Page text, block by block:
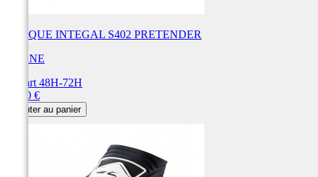
CASQUE INTEGAL S402 PRETENDER
OSONE
Départ 48H-72H
84,90 €
Ajouter au panier